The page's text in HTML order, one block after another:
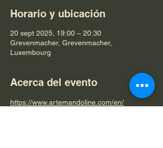
Horario y ubicación
20 sept 2025, 19:00 – 20:30
Grevenmacher, Grevenmacher,
Luxembourg
Acerca del evento
https://www.artemandoline.com/en/